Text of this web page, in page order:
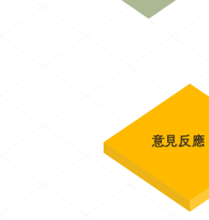
意見反應